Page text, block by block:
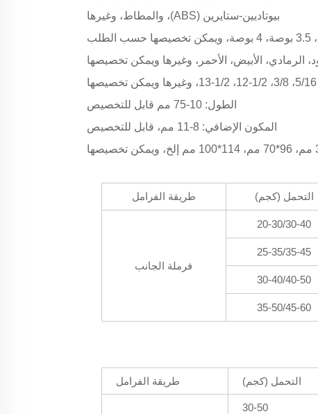
بيوتاديين-ستايرين (ABS)، والمطاط، وغيرها
الرمادي، الأبيض، الأحمر، وغيرها ويمكن تخصيصها
الطول: 10-75 مم قابل للتخصيص
المكون الإضافي: 8-11 مم، قابل للتخصيص
التحمل (كجم) طريقة الفرامل
20-30/30-40
فرملة الجانب
25-35/35-45
30-40/40-50
35-50/45-60
التحمل (كجم) طريقة الفرامل
30-50